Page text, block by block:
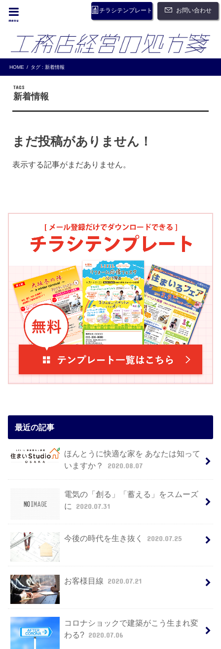
チラシテンプレート お問い合わせ
menu
HOME タグ : 新着情報
新着情報
まだ投稿がありません！
表示する記事がまだありません。
最近の記事
ほんとうに快適な家を あなたは知って
いますか？
2020.08.07
電気の「創る」「蓄える」をスムーズ
に
2020.07.31
今後の時代を生き抜く 2020.07.25
お客様目線 2020.07.21
コロナショックで建築がこう生まれ変
わる? 2020.07.06